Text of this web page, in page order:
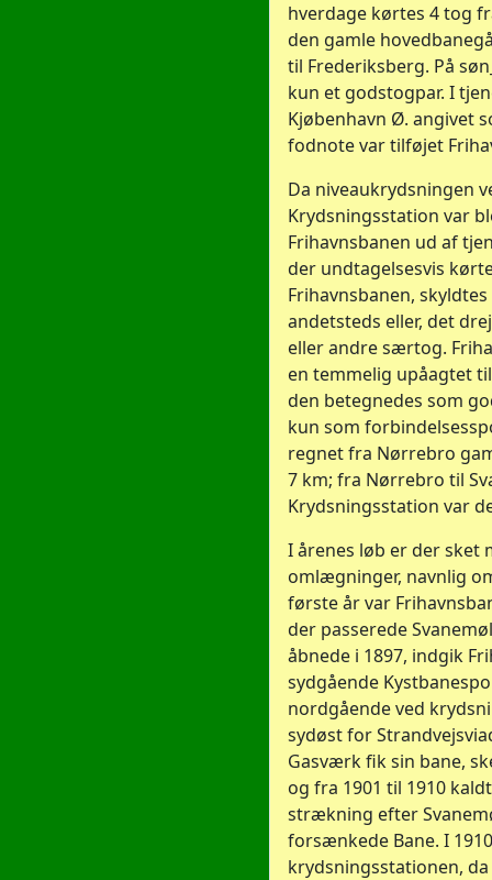
hverdage kørtes 4 tog
den gamle
til Frederiksberg. På
kun et godstogpar. I
Kjøbenhavn Ø. angivet
fodnote var tilføjet
Da niveaukrydsningen
Krydsningsstation var
Frihavnsbanen ud af
der undtagelsesvis
Frihavnsbanen,
andetsteds eller, det
eller andre særtog.
en temmelig upåagtet
den betegnedes som
kun som
regnet fra Nørrebro
7 km; fra Nørrebro til
Krydsningsstation var
I årenes løb er der
omlægninger, navnlig
første år var
der passerede
åbnede i 1897, indgik
sydgående
nordgående ved
sydøst for
Gasværk fik sin bane,
og fra 1901 til 1910
strækning efter
forsænkede Bane. I
krydsningsstationen,